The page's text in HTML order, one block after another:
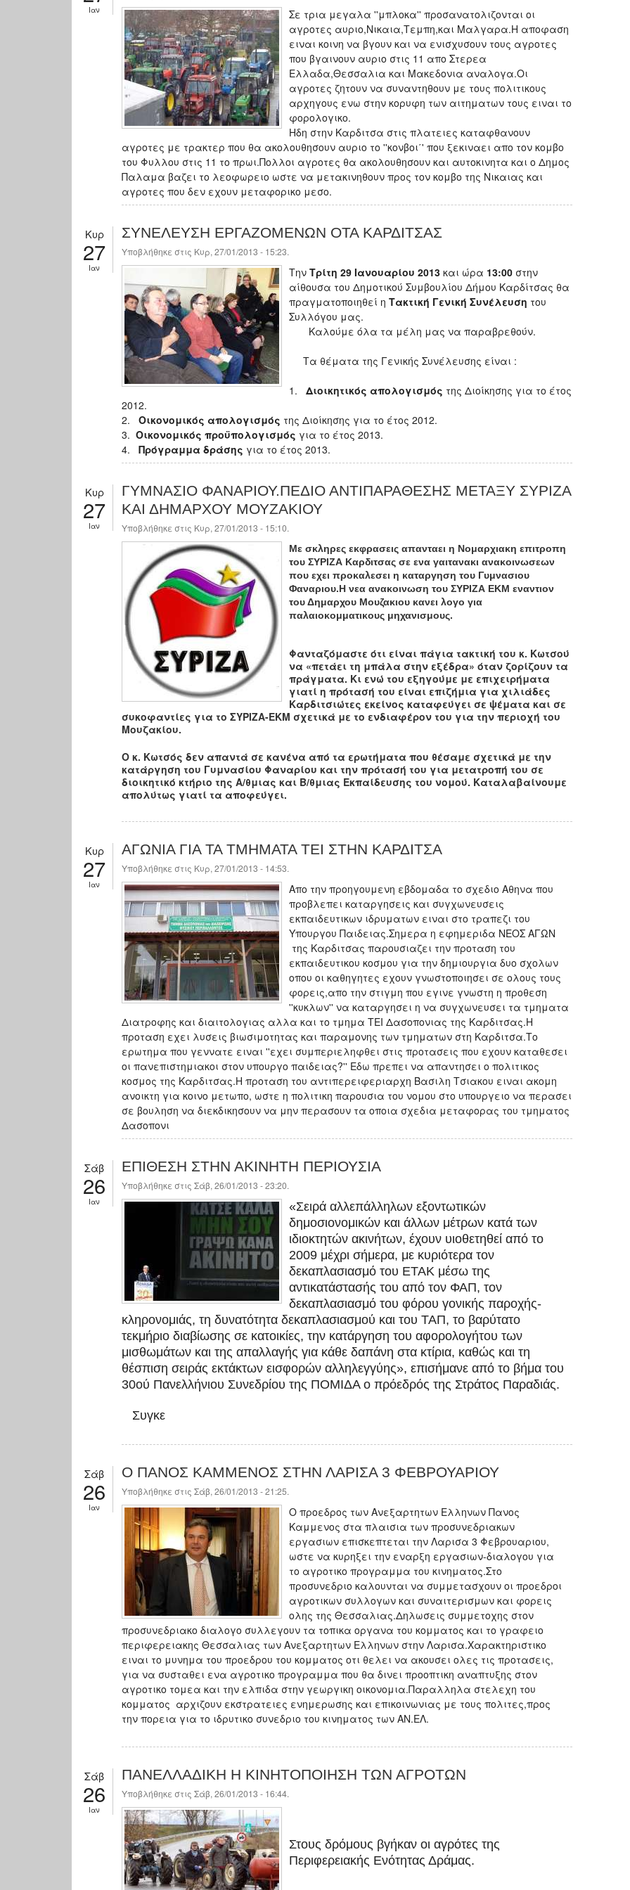
Ιαν
Σε τρια μεγαλα ''μπλοκα'' προσανατολιζονται οι
αγροτες αυριο,Νικαια,Τεμπη,και Μαλγαρα.Η αποφαση
ειναι κοινη να βγουν και να ενισχυσουν τους αγροτες
που βγαινουν αυριο στις 11 απο Στερεα
Ελλαδα,Θεσσαλια και Μακεδονια αναλογα.Οι
αγροτες ζητουν να συναντηθουν με τους πολιτικους
αρχηγους ενω στην κορυφη των αιτηματων τους ειναι το
φορολογικο.
Ηδη στην Καρδιτσα στις πλατειες καταφθανουν
αγροτες με τρακτερ που θα ακολουθησουν αυριο το ''κονβοι΄' που ξεκιναει απο τον κομβο
του Φυλλου στις 11 το πρωι.Πολλοι αγροτες θα ακολουθησουν και αυτοκινητα και ο Δημος
Παλαμα βαζει το λεοφωρειο ωστε να μετακινηθουν προς τον κομβο της Νικαιας και
αγροτες που δεν εχουν μεταφορικο μεσο.
Κυρ
27
Ιαν
ΣΥΝΕΛΕΥΣΗ ΕΡΓΑΖΟΜΕΝΩΝ ΟΤΑ ΚΑΡΔΙΤΣΑΣ
Υποβλήθηκε στις Κυρ, 27/01/2013 - 15:23.
Την Τρίτη 29 Ιανουαρίου 2013 και ώρα 13:00 στην
αίθουσα του Δημοτικού Συμβουλίου Δήμου Καρδίτσας θα
πραγματοποιηθεί η Τακτική Γενική Συνέλευση του
Συλλόγου μας.
Καλούμε όλα τα μέλη μας να παραβρεθούν.
Τα θέματα της Γενικής Συνέλευσης είναι :
1. Διοικητικός απολογισμός της Διοίκησης για το έτος
2012.
2. Οικονομικός απολογισμός της Διοίκησης για το έτος 2012.
3. Οικονομικός προϋπολογισμός για το έτος 2013.
4. Πρόγραμμα δράσης για το έτος 2013.
Κυρ
27
Ιαν
ΓΥΜΝΑΣΙΟ ΦΑΝΑΡΙΟΥ.ΠΕΔΙΟ ΑΝΤΙΠΑΡΑΘΕΣΗΣ ΜΕΤΑΞΥ ΣΥΡΙΖΑ
ΚΑΙ ΔΗΜΑΡΧΟΥ ΜΟΥΖΑΚΙΟΥ
Υποβλήθηκε στις Κυρ, 27/01/2013 - 15:10.
Με σκληρες εκφρασεις απανταει η Νομαρχιακη επιτροπη
του ΣΥΡΙΖΑ Καρδιτσας σε ενα γαιτανακι ανακοινωσεων
που εχει προκαλεσει η καταργηση του Γυμνασιου
Φαναριου.Η νεα ανακοινωση του ΣΥΡΙΖΑ ΕΚΜ εναντιον
του Δημαρχου Μουζακιου κανει λογο για
παλαιοκομματικους μηχανισμους.
Φανταζόμαστε ότι είναι πάγια τακτική του κ. Κωτσού
να «πετάει τη μπάλα στην εξέδρα» όταν ζορίζουν τα
πράγματα. Κι ενώ του εξηγούμε με επιχειρήματα
γιατί η πρότασή του είναι επιζήμια για χιλιάδες
Καρδιτσιώτες εκείνος καταφεύγει σε ψέματα και σε
συκοφαντίες για το ΣΥΡΙΖΑ-ΕΚΜ σχετικά με το ενδιαφέρον του για την περιοχή του
Μουζακίου.
Ο κ. Κωτσός δεν απαντά σε κανένα από τα ερωτήματα που θέσαμε σχετικά με την
κατάργηση του Γυμνασίου Φαναρίου και την πρότασή του για μετατροπή του σε
διοικητικό κτήριο της Α/θμιας και Β/θμιας Εκπαίδευσης του νομού. Καταλαβαίνουμε
απολύτως γιατί τα αποφεύγει.
Κυρ
27
Ιαν
ΑΓΩΝΙΑ ΓΙΑ ΤΑ ΤΜΗΜΑΤΑ ΤΕΙ ΣΤΗΝ ΚΑΡΔΙΤΣΑ
Υποβλήθηκε στις Κυρ, 27/01/2013 - 14:53.
Απο την προηγουμενη εβδομαδα το σχεδιο Αθηνα που
προβλεπει καταργησεις και συγχωνευσεις
εκπαιδευτικων ιδρυματων ειναι στο τραπεζι του
Υπουργου Παιδειας.Σημερα η εφημεριδα ΝΕΟΣ ΑΓΩΝ
της Καρδιτσας παρουσιαζει την προταση του
εκπαιδευτικου κοσμου για την δημιουργια δυο σχολων
οπου οι καθηγητες εχουν γνωστοποιησει σε ολους τους
φορεις,απο την στιγμη που εγινε γνωστη η προθεση
''κυκλων'' να καταργησει η να συγχωνευσει τα τμηματα
Διατροφης και διαιτολογιας αλλα και το τμημα ΤΕΙ Δασοπονιας της Καρδιτσας.Η
προταση εχει λυσεις βιωσιμοτητας και παραμονης των τμηματων στη Καρδιτσα.Το
ερωτημα που γεννατε ειναι ''εχει συμπεριεληφθει στις προτασεις που εχουν καταθεσει
οι πανεπιστημιακοι στον υπουργο παιδειας?'' Εδω πρεπει να απαντησει ο πολιτικος
κοσμος της Καρδιτσας.Η προταση του αντιπερειφεριαρχη Βασιλη Τσιακου ειναι ακομη
ανοικτη για κοινο μετωπο, ωστε η πολιτικη παρουσια του νομου στο υπουργειο να περασει
σε βουληση να διεκδικησουν να μην περασουν τα οποια σχεδια μεταφορας του τμηματος
Δασοπονι
Σάβ
26
Ιαν
ΕΠΙΘΕΣΗ ΣΤΗΝ ΑΚΙΝΗΤΗ ΠΕΡΙΟΥΣΙΑ
Υποβλήθηκε στις Σάβ, 26/01/2013 - 23:20.
«Σειρά αλλεπάλληλων εξοντωτικών
δημοσιονομικών και άλλων μέτρων κατά των
ιδιοκτητών ακινήτων, έχουν υιοθετηθεί από το
2009 μέχρι σήμερα, με κυριότερα τον
δεκαπλασιασμό του ΕΤΑΚ μέσω της
αντικατάστασής του από τον ΦΑΠ, τον
δεκαπλασιασμό του φόρου γονικής παροχής-
κληρονομιάς, τη δυνατότητα δεκαπλασιασμού και του ΤΑΠ, το βαρύτατο
τεκμήριο διαβίωσης σε κατοικίες, την κατάργηση του αφορολογήτου των
μισθωμάτων και της απαλλαγής για κάθε δαπάνη στα κτίρια, καθώς και τη
θέσπιση σειράς εκτάκτων εισφορών αλληλεγγύης», επισήμανε από το βήμα του
30ού Πανελλήνιου Συνεδρίου της ΠΟΜΙΔΑ ο πρόεδρός της Στράτος Παραδιάς.
Συγκε
Σάβ
26
Ιαν
Ο ΠΑΝΟΣ ΚΑΜΜΕΝΟΣ ΣΤΗΝ ΛΑΡΙΣΑ 3 ΦΕΒΡΟΥΑΡΙΟΥ
Υποβλήθηκε στις Σάβ, 26/01/2013 - 21:25.
Ο προεδρος των Ανεξαρτητων Ελληνων Πανος
Καμμενος στα πλαισια των προσυνεδριακων
εργασιων επισκεπτεται την Λαρισα 3 Φεβρουαριου,
ωστε να κυρηξει την εναρξη εργασιων-διαλογου για
το αγροτικο προγραμμα του κινηματος.Στο
προσυνεδριο καλουνται να συμμετασχουν οι προεδροι
αγροτικων συλλογων και συναιτερισμων και φορεις
ολης της Θεσσαλιας.Δηλωσεις συμμετοχης στον
προσυνεδριακο διαλογο συλλεγουν τα τοπικα οργανα του κομματος και το γραφειο
περιφερειακης Θεσσαλιας των Ανεξαρτητων Ελληνων στην Λαρισα.Χαρακτηριστικο
ειναι το μυνημα του προεδρου του κομματος οτι θελει να ακουσει ολες τις προτασεις,
για να συσταθει ενα αγροτικο προγραμμα που θα δινει προοπτικη αναπτυξης στον
αγροτικο τομεα και την ελπιδα στην γεωργικη οικονομια.Παραλληλα στελεχη του
κομματος αρχιζουν εκστρατειες ενημερωσης και επικοινωνιας με τους πολιτες,προς
την πορεια για το ιδρυτικο συνεδριο του κινηματος των ΑΝ.ΕΛ.
Σάβ
26
Ιαν
ΠΑΝΕΛΛΑΔΙΚΗ Η ΚΙΝΗΤΟΠΟΙΗΣΗ ΤΩΝ ΑΓΡΟΤΩΝ
Υποβλήθηκε στις Σάβ, 26/01/2013 - 16:44.
Στους δρόμους βγήκαν οι αγρότες της
Περιφερειακής Ενότητας Δράμας.